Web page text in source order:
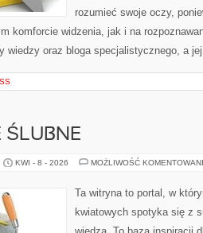
rozumieć swoje oczy,
komforcie widzenia, jak i na
wiedzy oraz bloga specjalistycznego, a
ŚLUBNE
KWI - 8 - 2026 MOŻLIWOŚĆ
Ta witryna to portal, w
kwiatowych spotyka się z